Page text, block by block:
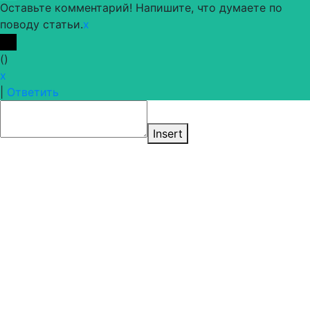
Оставьте комментарий! Напишите, что думаете по
поводу статьи.x
()
x
Ответить
Insert